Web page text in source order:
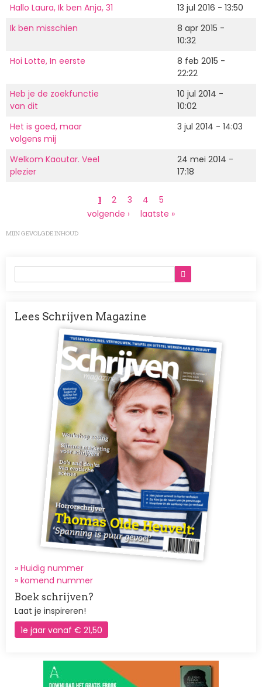
Hallo Laura, Ik ben Anja, 31
13 jul 2016 - 13:50
Ik ben misschien
8 apr 2015 -
10:32
Hoi Lotte, In eerste
8 feb 2015 -
22:22
Heb je de zoekfunctie
van dit
10 jul 2014 -
10:02
Het is goed, maar
volgens mij
3 jul 2014 - 14:03
Welkom Kaoutar. Veel
plezier
24 mei 2014 -
17:18
Huidige
pagina
1 Page
2 Page
3 Page
4 Page
5
Volgende
volgende ›
Laatste
laatste »
MIJN GEVOLGDE INHOUD
Lees Schrijven Magazine
Afbeelding
» Huidig nummer
» komend nummer
Boek schrijven?
Laat je inspireren!
1e jaar vanaf € 21,50